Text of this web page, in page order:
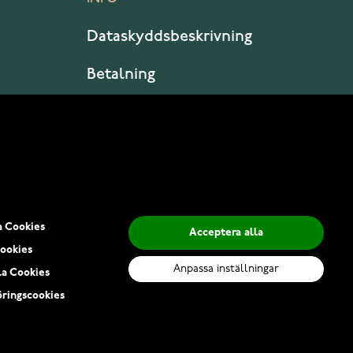
Dataskyddsbeskrivning
Betalning
Cookies
Cookies
Acceptera alla
Anpassa inställningar